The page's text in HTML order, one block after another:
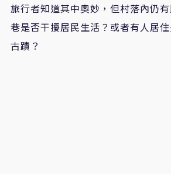
旅行者知道其中奧妙，但村落內仍
巷是否干擾居民生活？或者有人居
古蹟？